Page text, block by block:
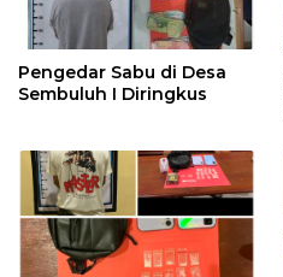
Pengedar Sabu di Desa
Sembuluh I Diringkus